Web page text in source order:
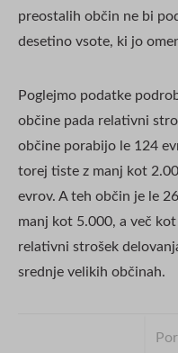
preostalih občin ne bi
desetino vsote, ki jo
Poglejmo podatke
občine pada relativni
občine porabijo le 124
torej tiste z manj kot
evrov. A teh občin je le
manj kot 5.000, a več
relativni strošek
srednje velikih občinah.